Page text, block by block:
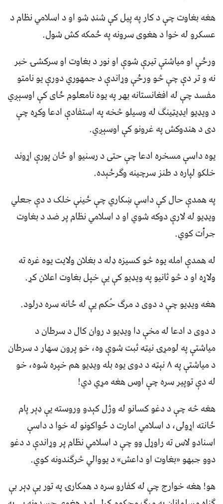
هغه بغاوت چې د کار په پیل کې شنډ شو او د اسلامي نظام د
عسکرو له خوا د هغوی سرونه په ځمکه کش شول.
ورځې او میاشتې تیرې شوې او نور د بغاوت او سرکشۍ خبر
نه و تر دې چې څو ورځې وړاندې د جمهوري دورې یو نامتو
مفسد چې له افغانستانه بهر په یوه نامعلوم ځای کې اوسېږي
د ویډیو ایډیټینګ له وسیلو څخه په استفادې ادعا وکړه چې
دی د هندوکش په غرونو کې اوسېږي.
یوه داسې مسخره ادعا چې حتی د رسنیو او ځان پورې اړوند
خلکو لپاره د طنز سرچینه وګرځېده.
په همدې حال کې داسې ښکاري چې ځینې خلک د دې جعلي
ویډیو له لارې دوکه شوي او د اسلامي نظام پر ضد د بغاوت
جرأت کوي.
له همدې امله يوه څو کسیزه ډله د بغلان ولایت یوه غره ته
ولاړه او د څو ثانیو په ویډیو کې یې خپل بغاوت اعلان کړ.
هغه ویډیو چې د دوی د مرګ حُکم یې له ځانه سره درلود.
د دوی د ادعا له مخې دا ویډیو د روان کال د سرطان د
میاشتې په لومړۍ نیټه ثبت شوې وه، خو پرون سهار د سرطان
د میاشتې په ۸ نېټه د دوی یوه بله ویډیو هم خپره شوه، خو
له دې توپیر سره چې اوس هغه مړي دي!
هغه څه چې د دغو کسانو له وژل کېدو وروسته یې ډېر پام
ځانته اړولی، د اسلامي امارت د ځواکونو له خوا د داسې
اسنادو لاس ته راوړل وو چې د اسلامي نظام پر وړاندې د دغو
دوو جبهو «بغاوت او داعش» د یووالي څرګندونه کوي.
هو! هغه خوارج چې له کفارو سره د همکارۍ په تور یې ډېر بې